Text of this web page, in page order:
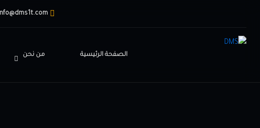
الصفحة الرئيسية من نحن